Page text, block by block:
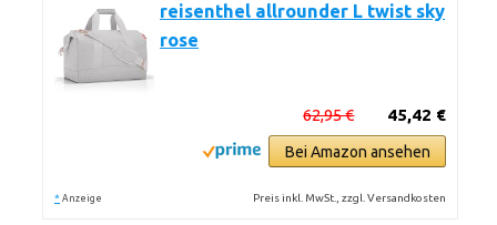
reisenthel allrounder L twist sky
rose
45,42 €
62,95 €
Bei Amazon ansehen
* Anzeige Preis inkl. MwSt., zzgl. Versandkosten